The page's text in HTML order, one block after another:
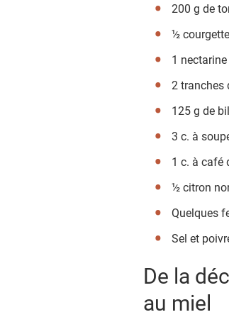
200 g de
½ courgette
1 nectarine
2 tranches
125 g de
3 c. à
1 c. à café
½ citron
Quelques
Sel et
De la
au miel